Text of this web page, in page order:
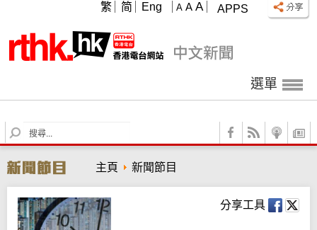
APPS
A A A
繁 简 Eng
選單
S
e
r
c
h
主頁 新聞節目
分享工具